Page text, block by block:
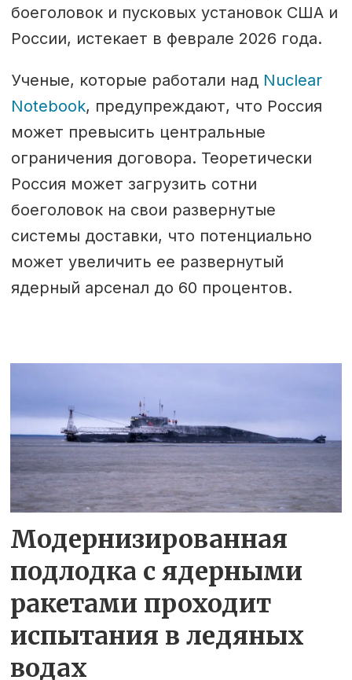
боеголовок и пусковых установок США и
России, истекает в феврале 2026 года.
Ученые, которые работали над Nuclear
Notebook, предупреждают, что Россия
может превысить центральные
ограничения договора. Теоретически
Россия может загрузить сотни
боеголовок на свои развернутые
системы доставки, что потенциально
может увеличить ее развернутый
ядерный арсенал до 60 процентов.
Модернизированная
подлодка с ядерными
ракетами проходит
испытания в ледяных
водах